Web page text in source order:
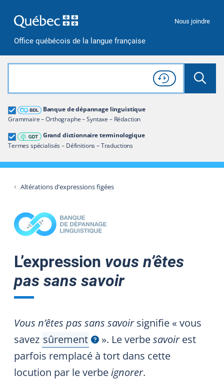
Office québécois de la langue française
Nous joindre
Rechercher dans tout le site
Lancer
Consulter l'
Historique
de recherche
Banque de dépannage linguistique
Grammaire – Orthographe – Syntaxe – Rédaction
Grand dictionnaire terminologique
Termes spécialisés – Définitions – Traductions
Grand dictionnaire terminologique
Restreindre aux termes
Altérations d’expressions figées
L’expression vous n’êtes
pas sans savoir
Vous n’êtes pas sans savoirsignifie « vous
savez sûrement
Afficher l'infobulle
». Le verbesavoirest
parfois remplacé à tort dans cette
locution par le verbeignorer.